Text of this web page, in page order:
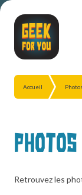
Accueil
Photos
Retrouvez les